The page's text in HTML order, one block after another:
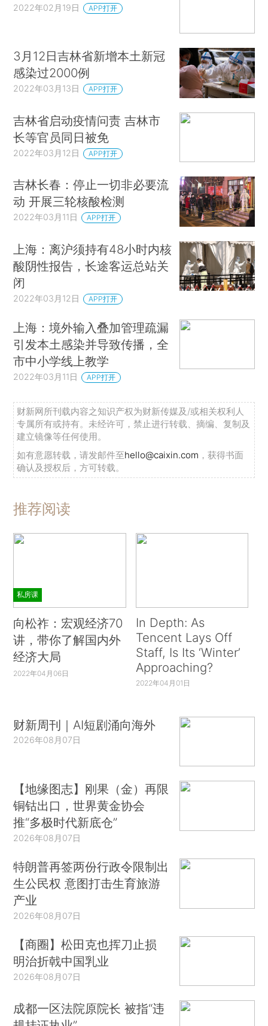
2022年02月19日 APP打开
3月12日吉林省新增本土新冠
感染过2000例
2022年03月13日 APP打开
吉林省启动疫情问责 吉林市
长等官员同日被免
2022年03月12日 APP打开
吉林长春：停止一切非必要流
动 开展三轮核酸检测
2022年03月11日 APP打开
上海：离沪须持有48小时内核
酸阴性报告，长途客运总站关
闭
2022年03月12日 APP打开
上海：境外输入叠加管理疏漏
引发本土感染并导致传播，全
市中小学线上教学
2022年03月11日 APP打开
财新网所刊载内容之知识产权为财新传媒及/或相关权利人
专属所有或持有。未经许可，禁止进行转载、摘编、复制及
建立镜像等任何使用。
如有意愿转载，请发邮件至hello@caixin.com ，获得书面
确认及授权后，方可转载。
推荐阅读
私房课
向松祚：宏观经济70
讲，带你了解国内外
经济大局
2022年04月06日
In Depth: As
Tencent Lays Off
Staff, Is Its ‘Winter’
Approaching?
2022年04月01日
财新周刊｜AI短剧涌向海外
2026年08月07日
【地缘图志】刚果（金）再限
铜钴出口，世界黄金协会
推“多极时代新底仓”
2026年08月07日
特朗普再签两份行政令限制出
生公民权 意图打击生育旅游
产业
2026年08月07日
【商圈】松田克也挥刀止损
明治折戟中国乳业
2026年08月07日
成都一区法院原院长 被指“违